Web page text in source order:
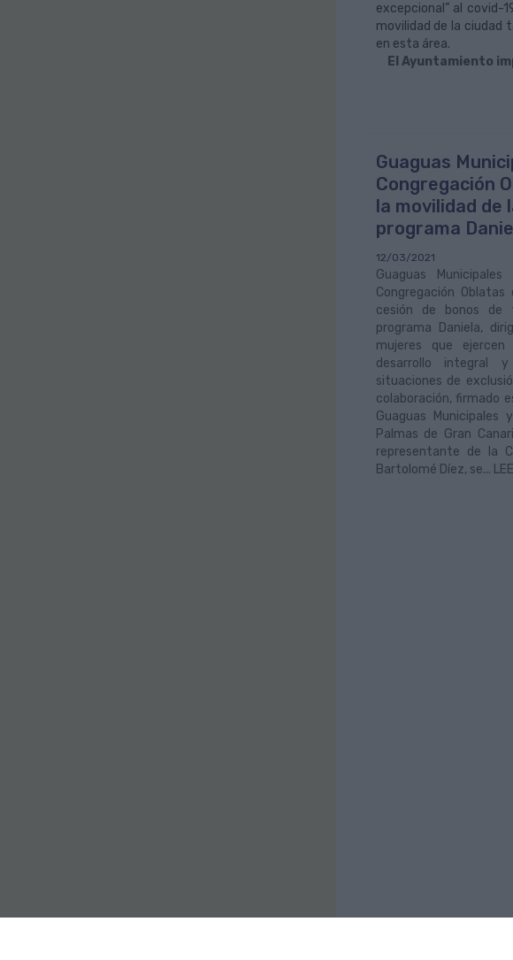
excepcional” al covid-
movilidad de la ciudad
en esta área.
El Ayuntamiento
Guaguas
Congregación
la movilidad de
programa
12/03/2021
Guaguas
Congregación
cesión de bonos de
programa Daniela,
mujeres que
desarrollo integral
situaciones de
colaboración, firmado
Guaguas Municipales
Palmas de Gran
representante de la
Bartolomé Díez, se...